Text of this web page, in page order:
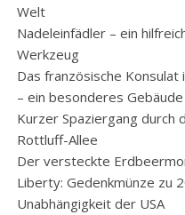
Welt
Nadeleinfädler – ein
Werkzeug
Das französische Konsulat
– ein besonderes Gebäude
Kurzer Spaziergang durch
Rottluff-Allee
Der versteckte
Liberty: Gedenkmünze zu
Unabhängigkeit der USA